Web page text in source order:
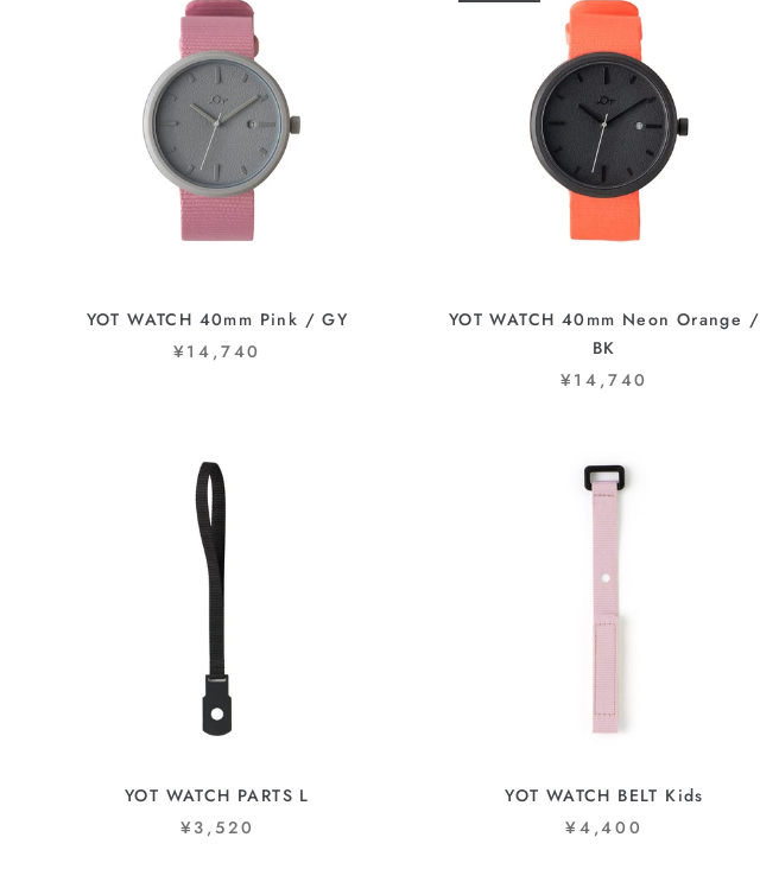
YOT WATCH 40mm Pink / GY
¥14,740
YOT WATCH 40mm Neon Orange /
BK
¥14,740
YOT WATCH PARTS L
¥3,520
YOT WATCH BELT Kids
¥4,400